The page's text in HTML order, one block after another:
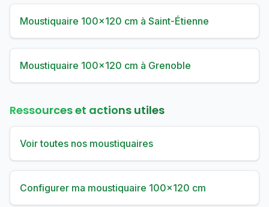
Moustiquaire 100×120 cm à Saint-Étienne
Moustiquaire 100×120 cm à Grenoble
Ressources et actions utiles
Voir toutes nos moustiquaires
Configurer ma moustiquaire 100×120 cm